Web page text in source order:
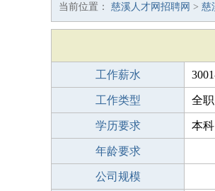
当前位置： 慈溪人才网招聘网 > 慈
工作薪水
工作类型 全职
学历要求 本科
年龄要求
公司规模